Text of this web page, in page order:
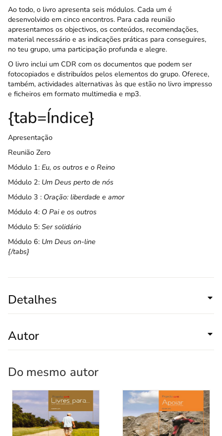
Ao todo, o livro apresenta seis módulos. Cada um é
desenvolvido em cinco encontros. Para cada reunião
apresentamos os objectivos, os conteúdos, recomendações,
material necessário e as indicações práticas para conseguires,
no teu grupo, uma participação profunda e alegre.
O livro inclui um CDR com os documentos que podem ser
fotocopiados e distribuídos pelos elementos do grupo. Oferece,
também, actividades alternativas às que estão no livro impresso
e ficheiros em formato multimedia e mp3.
{tab=Índice}
Apresentação
Reunião Zero
Módulo 1: Eu, os outros e o Reino
Módulo 2: Um Deus perto de nós
Módulo 3 : Oração: liberdade e amor
Módulo 4: O Pai e os outros
Módulo 5: Ser solidário
Módulo 6: Um Deus on-line
{/tabs}
Detalhes
Autor
Do mesmo autor